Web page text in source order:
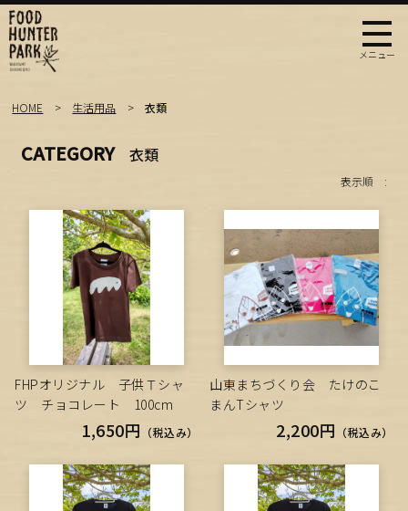
HOME 生活用品 衣類
CATEGORY 衣類
表示順 :
FHPオリジナル 子供Ｔシャ
ツ チョコレート 100cm
1,650円 （税込み）
山東まちづくり会 たけのこ
まんTシャツ
2,200円 （税込み）